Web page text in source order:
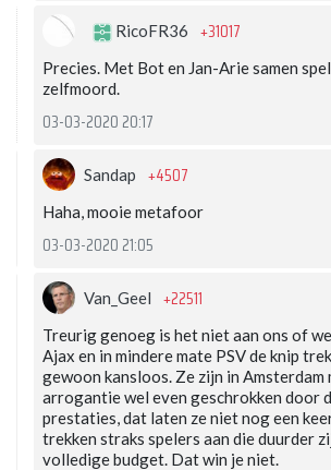
RicoFR36 +31017
Precies. Met Bot en Jan-Arie samen
zelfmoord.
03-03-2020 20:17
Sandap +4507
Haha, mooie metafoor
03-03-2020 21:05
Van_Geel +22511
Treurig genoeg is het niet aan ons of
Ajax en in mindere mate PSV de knip
gewoon kansloos. Ze zijn in Amsterdam
arrogantie wel even geschrokken door
prestaties, dat laten ze niet nog een
trekken straks spelers aan die duurder
volledige budget. Dat win je niet.